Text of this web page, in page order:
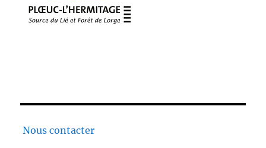
Nous contacter